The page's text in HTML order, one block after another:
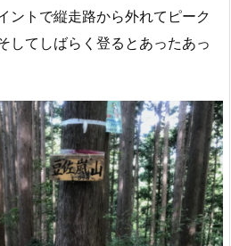
ントで縦走路から外れてピーク
してしばらく登るとあったあっ